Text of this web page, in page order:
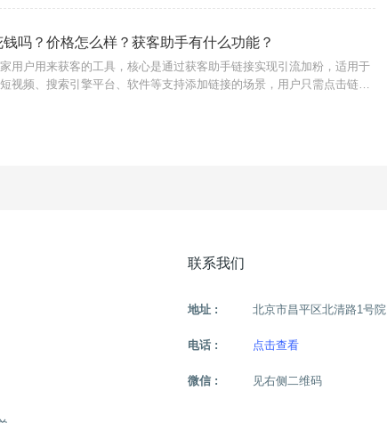
吗？价格怎么样？获客助手有什么功能？
用户用来获客的工具，核心是通过获客助手链接实现引流加粉，适用于
视频、搜索引擎平台、软件等支持添加链接的场景，用户只需点击链接
企微官方收费标准为每成功添加客户算一次，一元/次，不同行业或选择
联系我们
地址 : 北京市昌平区北清路1号院
电话 : 点击查看
微信 : 见右侧二维码